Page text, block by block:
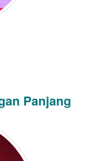
Panjang